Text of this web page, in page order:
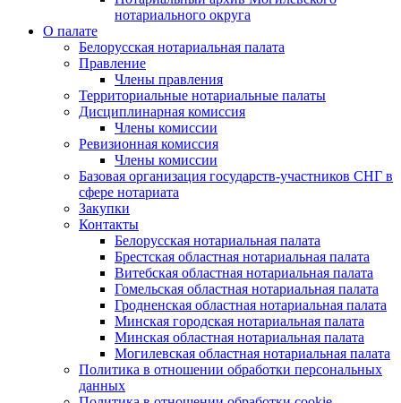
нотариального округа
О палате
Белорусская нотариальная палата
Правление
Члены правления
Территориальные нотариальные палаты
Дисциплинарная комиссия
Члены комиссии
Ревизионная комиссия
Члены комиссии
Базовая организация государств-участников СНГ в
сфере нотариата
Закупки
Контакты
Белорусская нотариальная палата
Брестская областная нотариальная палата
Витебская областная нотариальная палата
Гомельская областная нотариальная палата
Гродненская областная нотариальная палата
Минская городская нотариальная палата
Минская областная нотариальная палата
Могилевская областная нотариальная палата
Политика в отношении обработки персональных
данных